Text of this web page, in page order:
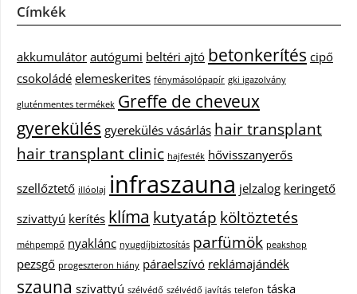
Címkék
akkumulátor autógumi beltéri ajtó betonkerítés cipő
csokoládé elemeskerites fénymásolópapír gki igazolvány
gluténmentes termékek Greffe de cheveux
gyerekülés gyerekülés vásárlás hair transplant
hair transplant clinic hajfesték hővisszanyerős
szellőztető illóolaj infraszauna jelzalog keringető
szivattyú kerítés klíma kutyatáp költöztetés
méhpempő nyaklánc nyugdíjbiztosítás parfümök peakshop
pezsgő progeszteron hiány páraelszívó reklámajándék
szauna szivattyú szélvédő szélvédő javítás telefon táska